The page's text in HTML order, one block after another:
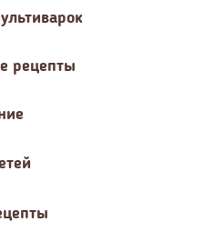
рецепты